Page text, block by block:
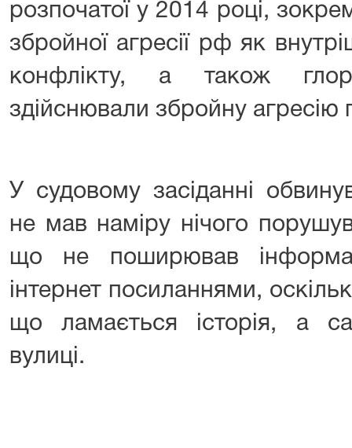
розпочатої у 2014 році,
збройної агресії рф як
конфлікту, а також
здійснювали збройну агресію
У судовому засіданні
не мав наміру нічого
що не поширював
інтернет посиланнями,
що ламається історія, а
вулиці.